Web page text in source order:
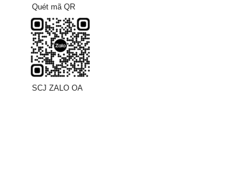
Quét mã QR
SCJ ZALO OA